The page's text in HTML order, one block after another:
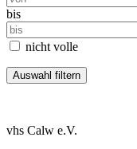
bis
nicht volle
vhs Calw e.V.